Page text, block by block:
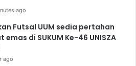
ago
Futsal UUM sedia pertahan
emas di SUKUM Ke-46 UNISZA
ago